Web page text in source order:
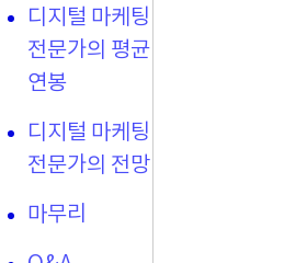
디지털 마케팅
전문가의 평균
연봉
디지털 마케팅
전문가의 전망
마무리